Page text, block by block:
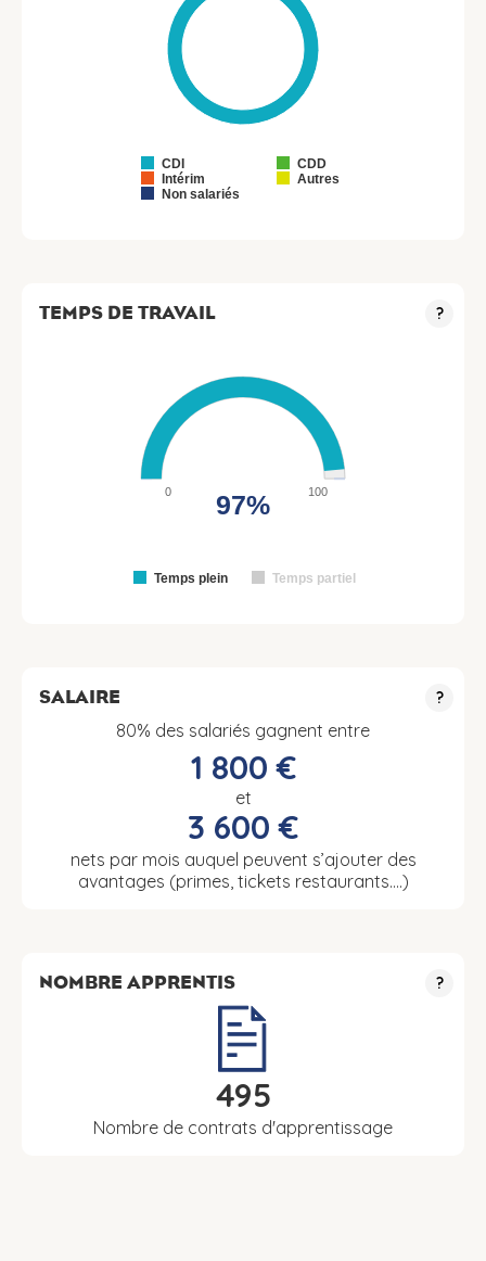
CDI
CDD
Intérim
Autres
Non salariés
TEMPS DE TRAVAIL ?
Temps plein Temps partiel
0 100
97%
SALAIRE ?
80% des salariés gagnent entre
1 800 €
et
3 600 €
nets par mois auquel peuvent s’ajouter des
avantages (primes, tickets restaurants….)
NOMBRE APPRENTIS ?
495
Nombre de contrats d'apprentissage